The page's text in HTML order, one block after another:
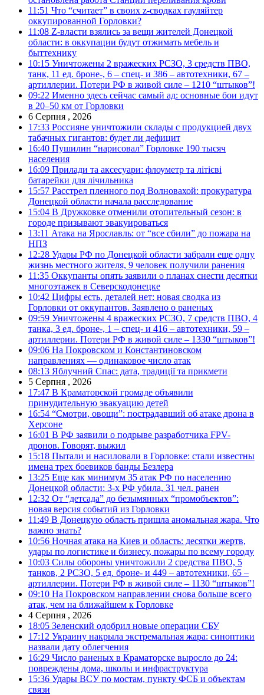
11:51 Что “считает” в своих z-сводках гауляйтер
оккупированной Горловки?
11:08 Z-власти взялись за вещи жителей Донецкой
области: в оккупации будут отжимать мебель и
быттехнику
10:15 Уничтожены 2 вражеских РСЗО, 3 средств ПВО,
танк, 11 ед. броне-, 6 – спец- и 386 – автотехники, 67 –
артиллерии. Потери РФ в живой силе – 1210 “штыков”!
09:22 Именно здесь сейчас самый ад: основные бои идут
в 20–50 км от Горловки
6 Серпня , 2026
17:33 Россияне уничтожили склады с продукцией двух
табачных гигантов: будет ли дефицит
16:40 Пушилин “нарисовал” Горловке 190 тысяч
населения
16:09 Прилади та аксесуари: флоуметр та літієві
батарейки для лічильника
15:57 Расстрел пленного под Волновахой: прокуратура
Донецкой области начала расследование
15:04 В Дружковке отменили отопительный сезон: в
городе призывают эвакуироваться
13:11 Атака на Ярославль: от “все сбили” до пожара на
НПЗ
12:28 Удары РФ по Донецкой области забрали еще одну
жизнь местного жителя, 9 человек получили ранения
11:35 Оккупанты опять заявили о планах снести десятки
многоэтажек в Северскодонецке
10:42 Цифры есть, деталей нет: новая сводка из
Горловки от оккупантов. Заявлено о раненых
09:59 Уничтожены 4 вражеских РСЗО, 7 средств ПВО, 4
танка, 3 ед. броне-, 1 – спец- и 416 – автотехники, 59 –
артиллерии. Потери РФ в живой силе – 1330 “штыков”!
09:06 На Покровском и Константиновском
направлениях — одинаковое число атак
08:13 Яблучний Спас: дата, традиції та прикмети
5 Серпня , 2026
17:47 В Краматорской громаде объявили
принудительную эвакуацию детей
16:54 “Смотри, овощи”: пострадавший об атаке дрона в
Херсоне
16:01 В РФ заявили о подрыве разработчика FPV-
дронов. Говорят, выжил
15:18 Пытали и насиловали в Горловке: стали известны
имена трех боевиков банды Безлера
13:25 Еще как минимум 35 атак РФ по населению
Донецкой области: 3-х РФ убила, 31 чел. ранен
12:32 От “детсада” до безымянных “промобъектов”:
новая версия событий из Горловки
11:49 В Донецкую область пришла аномальная жара. Что
важно знать?
10:56 Ночная атака на Киев и область: десятки жертв,
удары по логистике и бизнесу, пожары по всему городу
10:03 Силы обороны уничтожили 2 средства ПВО, 5
танков, 2 РСЗО, 5 ед. броне- и 449 – автотехники, 65 –
артиллерии. Потери РФ в живой силе – 1130 “штыков”!
09:10 На Покровском направлении снова больше всего
атак, чем на ближайшем к Горловке
4 Серпня , 2026
18:05 Зеленский одобрил новые операции СБУ
17:12 Украину накрыла экстремальная жара: синоптики
назвали дату облегчения
16:29 Число раненых в Краматорске выросло до 24:
повреждены дома, школы и инфраструктура
15:36 Удары ВСУ по мостам, пункту ФСБ и объектам
связи